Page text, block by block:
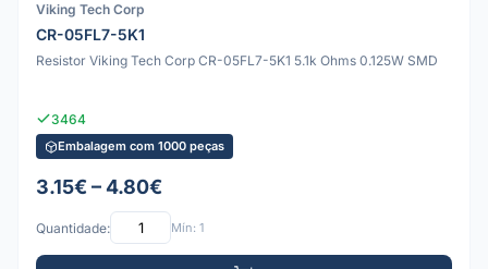
Viking Tech Corp
CR-05FL7-5K1
Resistor Viking Tech Corp CR-05FL7-5K1 5.1k Ohms 0.125W SMD
3464
Embalagem com 1000 peças
3.15€ – 4.80€
Quantidade: Mín: 1